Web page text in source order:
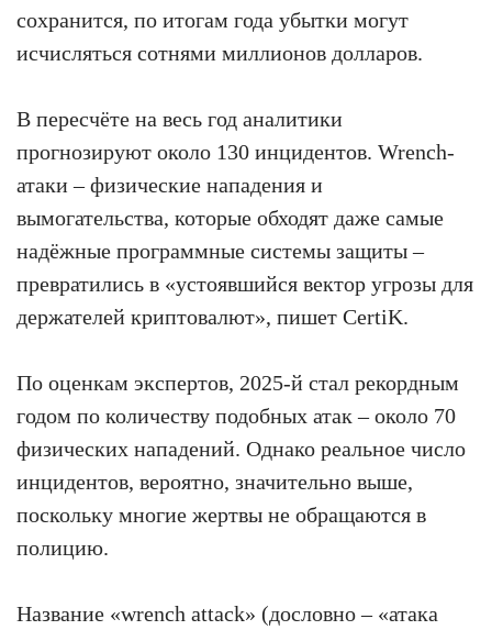
сохранится, по итогам года убытки могут
исчисляться сотнями миллионов долларов.
В пересчёте на весь год аналитики
прогнозируют около 130 инцидентов. Wrench-
атаки – физические нападения и
вымогательства, которые обходят даже самые
надёжные программные системы защиты –
превратились в «устоявшийся вектор угрозы для
держателей криптовалют», пишет CertiK.
По оценкам экспертов, 2025-й стал рекордным
годом по количеству подобных атак – около 70
физических нападений. Однако реальное число
инцидентов, вероятно, значительно выше,
поскольку многие жертвы не обращаются в
полицию.
Название «wrench attack» (дословно – «атака